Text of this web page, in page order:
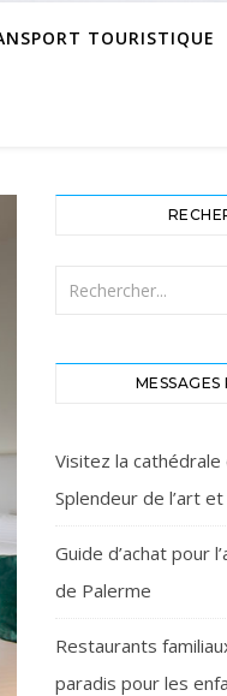
TOURISTIQUE
MESSAGES
Visitez la cathédrale
Splendeur de l’art
Guide d’achat pour
de Palerme
Restaurants
paradis pour les